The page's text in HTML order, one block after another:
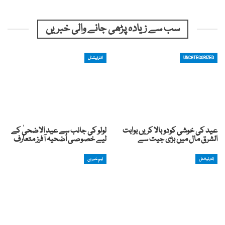
سب سے زیادہ پڑھی جانے والی خبریں
UNCATEGORIZED
عید کی خوشی کودوبالا کریں بوابت
الشرق مال میں بڑی جیت سے
انٹرنیشنل
لولو کی جانب سے عید الاضحیٰ کے
لیے خصوصی اُضحیہ آفرز متعارف
انٹرنیشنل اہم خبریں